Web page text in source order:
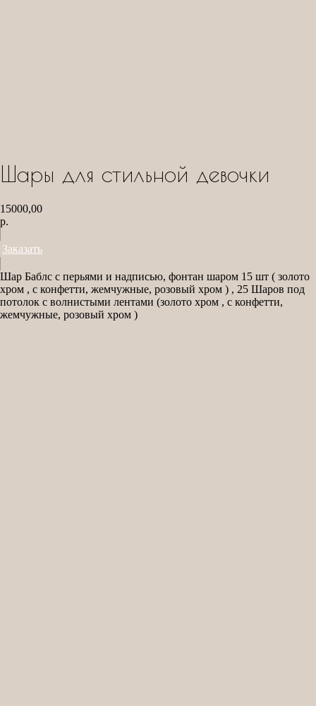
Шары для стильной девочки
15000,00
р.
Заказать
Шар Баблс с перьями и надписью, фонтан шаром 15 шт ( золото
хром , с конфетти, жемчужные, розовый хром ) , 25 Шаров под
потолок с волнистыми лентами (золото хром , с конфетти,
жемчужные, розовый хром )